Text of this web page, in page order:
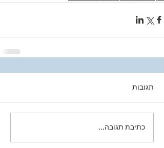
תגובות
כתיבת תגובה...